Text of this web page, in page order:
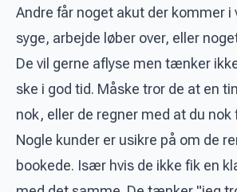
Andre får noget akut der kommer i
syge, arbejde løber over, eller
De vil gerne aflyse men tænker
ske i god tid. Måske tror de at en
nok, eller de regner med at du nok
Nogle kunder er usikre på om de
bookede. Især hvis de ikke fik en